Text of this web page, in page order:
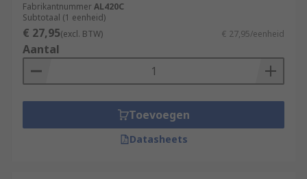
FabrikantnummerAL420C
Subtotaal (1 eenheid)
€ 27,95(excl. BTW) € 27,95/eenheid
Aantal
Toevoegen
Datasheets